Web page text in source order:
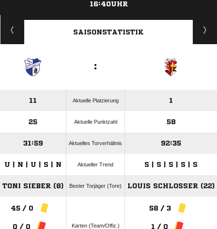
16:40UHR
ANZEIGE
SAISONSTATISTIK
:
11 Aktuelle Platzierung 1
25 Aktuelle Punktzahl 58
31:59 Aktuelles Torverhältnis 92:35
U | N | U | S | N Aktueller Trend S | S | S | S | S
TONI SIEBER (8) Bester Torjäger (Tore) LOUIS SCHLOSSER (22)
45 / 0
0 / 0 Karten (Team/Offiz.)
58 / 3
1 / 0